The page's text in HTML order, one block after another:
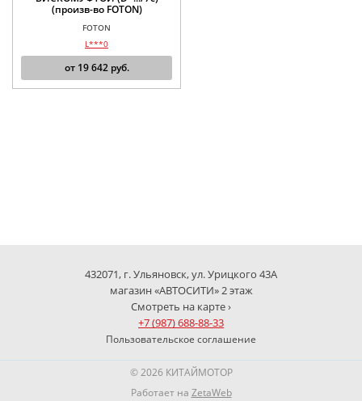
(произв-во FOTON)
FOTON
L***0
от 19 642руб.
432071, г. Ульяновск, ул. Урицкого 43А
магазин «АВТОСИТИ» 2 этаж
Смотреть на карте ›
+7 (987) 688-88-33
Пользовательское соглашение
© 2026 КИТАЙМОТОР
Работает на ZetaWeb